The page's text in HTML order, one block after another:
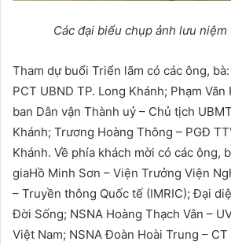
Các đại biểu chụp ảnh lưu
Tham dự buổi Triển lãm có các ông,
PCT UBND TP. Long Khánh; Phạm
ban Dân vận Thành uỷ – Chủ tịch
Khánh; Trương Hoàng Thông – PGĐ
Khánh. Về phía khách mời có các ông,
giaHồ Minh Sơn – Viện Trưởng Viện
– Truyền thông Quốc tế (IMRIC); Đại
Đời Sống; NSNA Hoàng Thạch Vân –
Việt Nam; NSNA Đoàn Hoài Trung –